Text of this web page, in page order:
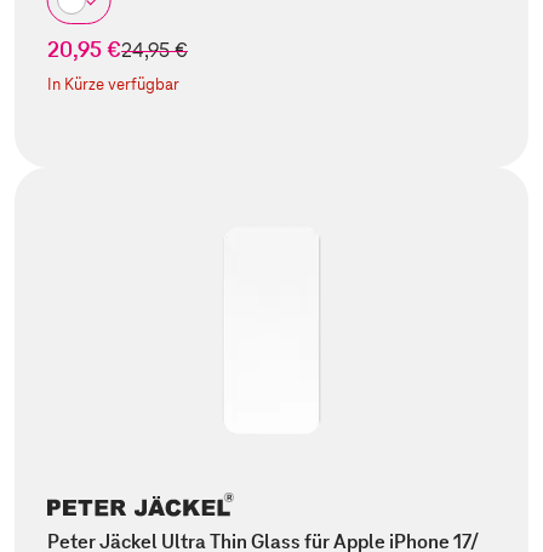
20,95 €statt
24,95 €
In Kürze verfügbar
Peter Jäckel Ultra Thin Glass für Apple iPhone 17/